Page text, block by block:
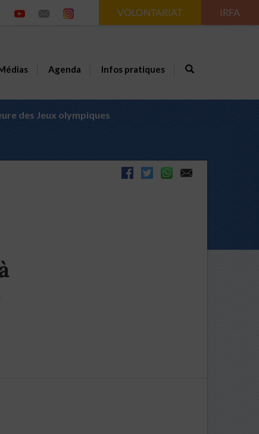
VOLONTARIAT IRFA
Agenda Infos pratiques
des Jeux olympiques